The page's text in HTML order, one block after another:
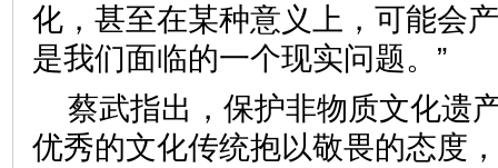
化，甚至在某种意义上，可能会
是我们面临的一个现实问题。”
蔡武指出，保护非物质文化遗
优秀的文化传统抱以敬畏的态度